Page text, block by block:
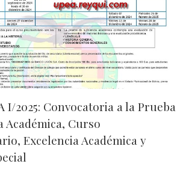
I/2025: Convocatoria a la Prueba
Académica, Curso
Excelencia Académica y